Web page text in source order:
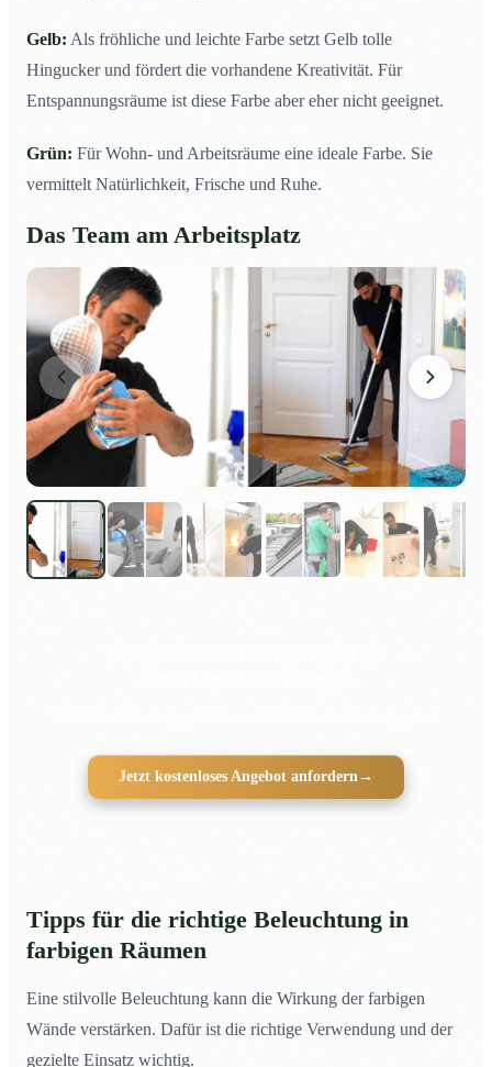
Gelb: Als fröhliche und leichte Farbe setzt Gelb tolle
Hingucker und fördert die vorhandene Kreativität. Für
Entspannungsräume ist diese Farbe aber eher nicht geeignet.
Grün: Für Wohn- und Arbeitsräume eine ideale Farbe. Sie
vermittelt Natürlichkeit, Frische und Ruhe.
Das Team am Arbeitsplatz
Jetzt kostenloses Angebot anfordern→
Tipps für die richtige Beleuchtung in
farbigen Räumen
Eine stilvolle Beleuchtung kann die Wirkung der farbigen
Wände verstärken. Dafür ist die richtige Verwendung und der
gezielte Einsatz wichtig.